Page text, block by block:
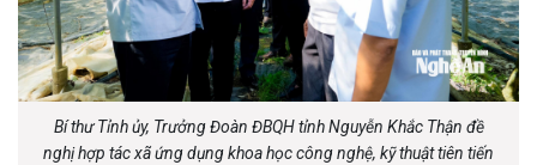
Bí thư Tỉnh ủy, Trưởng Đoàn ĐBQH tỉnh Nguyễn Khắc Thận đề
nghị hợp tác xã ứng dụng khoa học công nghệ, kỹ thuật tiên tiến